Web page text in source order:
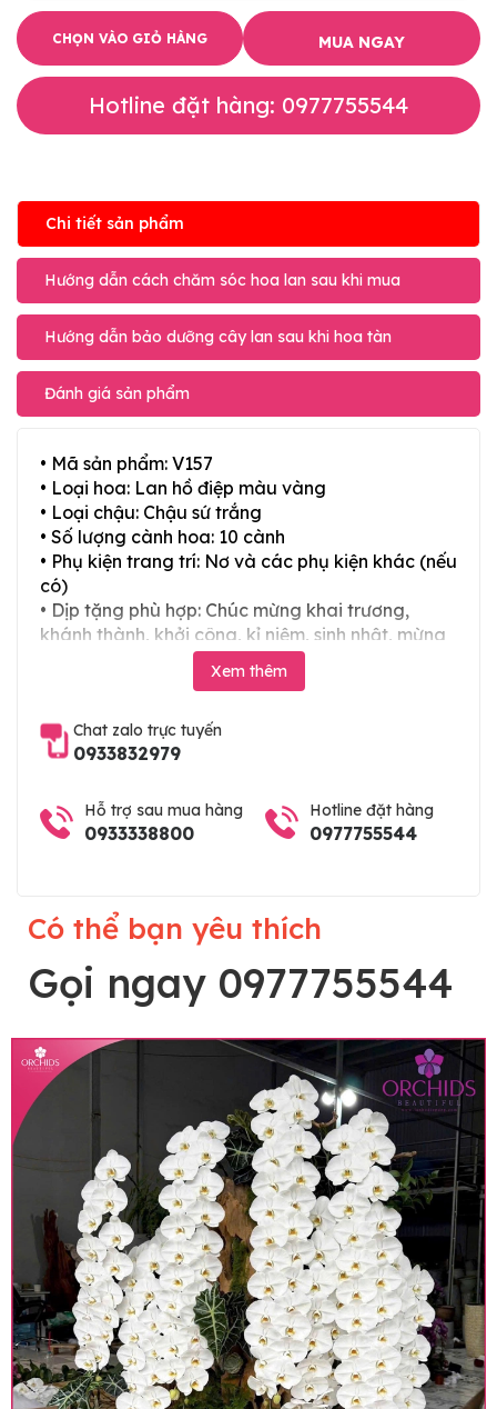
CHỌN VÀO GIỎ HÀNG MUA NGAY
Hotline đặt hàng: 0977755544
Chi tiết sản phẩm
Hướng dẫn cách chăm sóc hoa lan sau khi mua
Hướng dẫn bảo dưỡng cây lan sau khi hoa tàn
Đánh giá sản phẩm
• Mã sản phẩm: V157
• Loại hoa: Lan hồ điệp màu vàng
• Loại chậu: Chậu sứ trắng
• Số lượng cành hoa: 10 cành
• Phụ kiện trang trí: Nơ và các phụ kiện khác (nếu
có)
• Dịp tặng phù hợp: Chúc mừng khai trương,
khánh thành, khởi công, kỉ niệm, sinh nhật, mừng
thọ, mừng cưới, tân gia và các ngày lễ tết trong
Lưu ý trước khi đặt hàng
• Về cây hoa: Một chậu hoa lan hồ điệp đẹp và
hoàn chỉnh sẽ được phối ghép từ nhiều cây hoa
và tạo dáng hoàn toàn thủ công nên có thể sẽ
khác nhau đôi chút giữa sản phẩm thực tế và
Xem thêm
Chat zalo trực tuyến
0933832979
Hỗ trợ sau mua hàng
0933338800
Hotline đặt hàng
0977755544
Có thể bạn yêu thích
Gọi ngay 0977755544